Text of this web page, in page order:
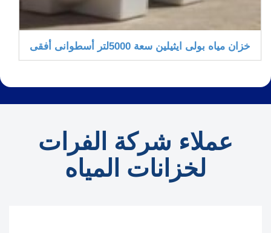
خزان مياه بولى ايثيلين سعة 5000لتر أسطوانى أفقى
عملاء شركة الفرات
لخزانات المياه